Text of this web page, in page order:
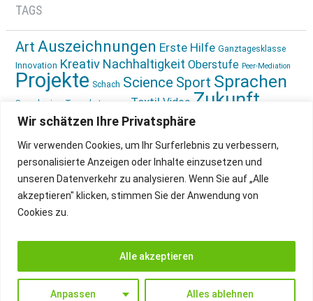
Wir schätzen Ihre Privatsphäre
Wir verwenden Cookies, um Ihr Surferlebnis zu verbessern,
personalisierte Anzeigen oder Inhalte einzusetzen und
unseren Datenverkehr zu analysieren. Wenn Sie auf „Alle
akzeptieren" klicken, stimmen Sie der Anwendung von
Cookies zu.
Anpassen Alles ablehnen
Alle akzeptieren
TAGS
Art Auszeichnungen Erste Hilfe Ganztagesklasse
Innovation Kreativ Nachhaltigkeit Oberstufe Peer-Mediation
Projekte Schach Science Sport Sprachen
Sprachreise Tagesbetreuung Textil Video Zukunft
gestalten Ökologie
IMPRESSUM